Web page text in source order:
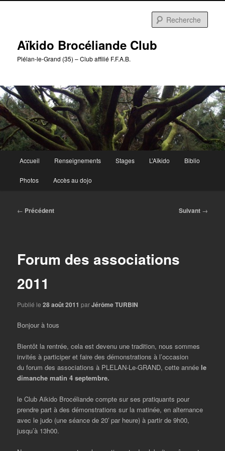
Aïkido Brocéliande Club
Plélan-le-Grand (35) – Club affilié F.F.A.B.
principal
Accueil Renseignements Stages L’Aïkido Biblio
Photos Accès au dojo
Navigation
← Précédent Suivant →
Forum des associations
2011
Publié le28 août 2011 parJérôme TURBIN
Bonjour à tous
Bientôt la rentrée, cela est devenu une tradition, nous sommes
invités à participer et faire des démonstrations à l’occasion
du forum des associations à PLELAN-Le-GRAND, cette année le
dimanche matin 4 septembre.
le Club Aikido Brocéliande compte sur ses pratiquants pour
prendre part à des démonstrations sur la matinée, en alternance
avec le judo (une séance de 20′ par heure) à partir de 9h00,
jusqu’à 13h00.